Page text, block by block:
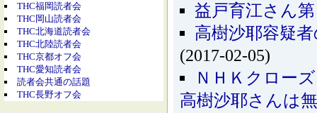
THC福岡読者会
THC岡山読者会
THC北海道読者会
THC北陸読者会
THC京都オフ会
THC愛知読者会
読者会共通の話題
THC長野オフ会
益戸育江さん
高樹沙耶容疑
(2017-02-05)
ＮＨＫクロー
高樹沙耶さんは